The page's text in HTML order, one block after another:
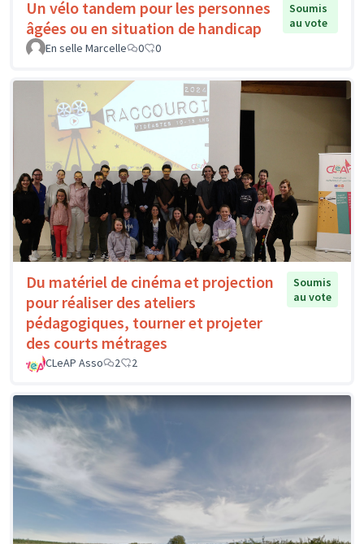
Un vélo tandem pour les personnes
âgées ou en situation de handicap
Soumis
au vote
En selle Marcelle
0 0
Du matériel de cinéma et projection
pour réaliser des ateliers
pédagogiques, tourner et projeter
des courts métrages
Soumis
au vote
CLeAP Asso 2 2